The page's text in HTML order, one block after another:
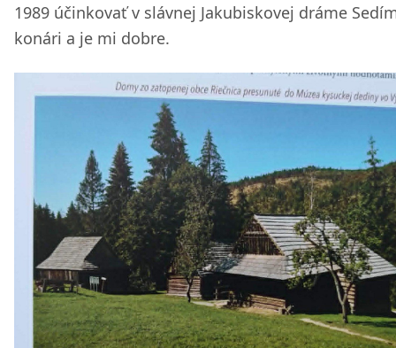
1989 účinkovať v slávnej Jakubiskovej dráme
konári a je mi dobre.